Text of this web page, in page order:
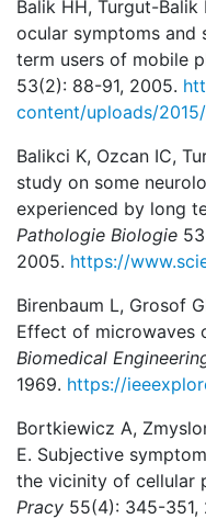
Balik HH, Turgut-Balik
ocular symptoms and
term users of mobile
53(2): 88-91, 2005.
content/uploads/
Balikci K, Ozcan IC,
study on some
experienced by long
Pathologie Biologie
2005. https://
Birenbaum L, Grosof
Effect of microwaves
Biomedical
1969. https://
Bortkiewicz A,
E. Subjective
the vicinity of cellular
Pracy 55(4): 345-351,